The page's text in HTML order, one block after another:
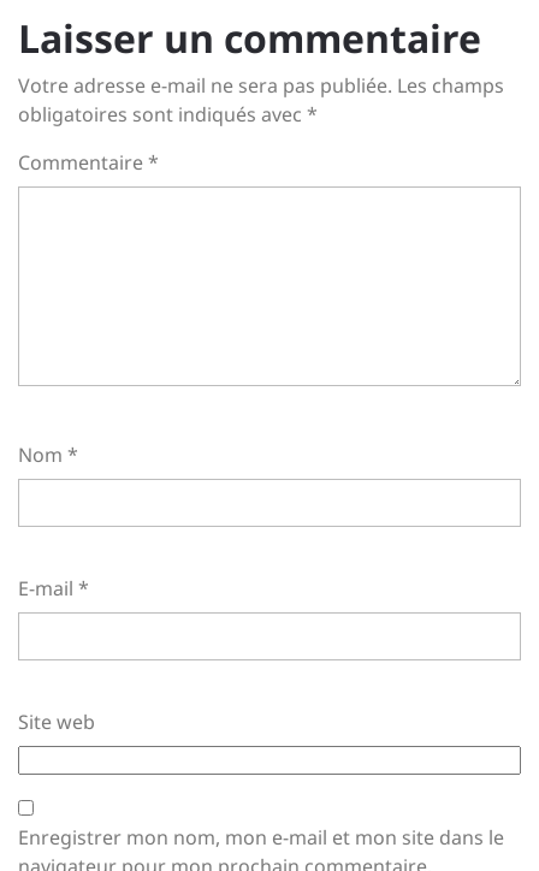
Laisser un commentaire
Votre adresse e-mail ne sera pas publiée. Les champs
obligatoires sont indiqués avec *
Commentaire*
Nom *
E-mail *
Site web
Enregistrer mon nom, mon e-mail et mon site dans le